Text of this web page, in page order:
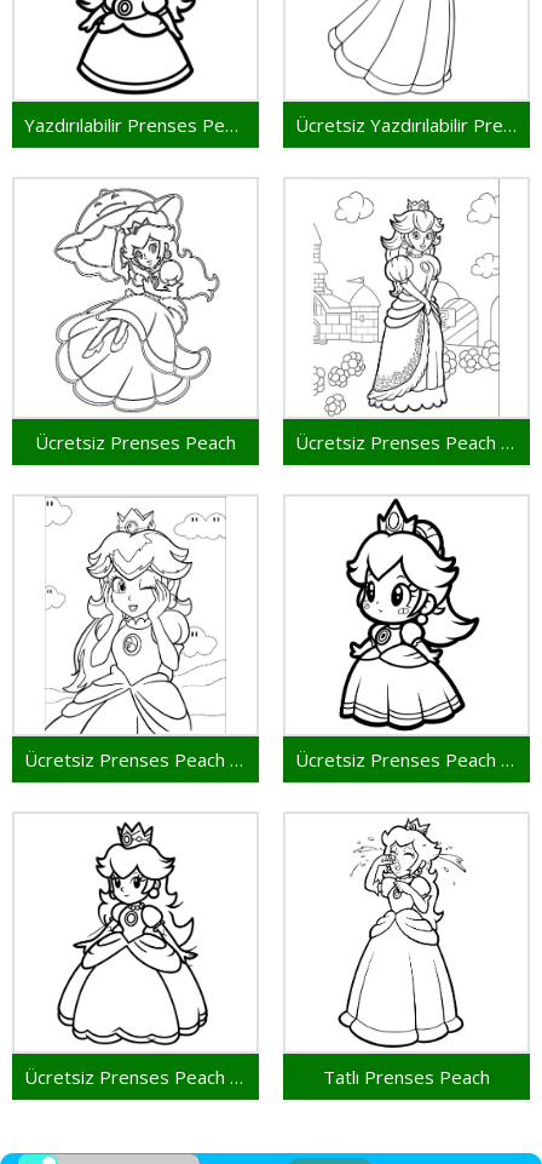
Yazdırılabilir Prenses Peach Bedava Ücretsiz Yazdırılabilir Prenses Peach
Ücretsiz Prenses Peach Ücretsiz Prenses Peach Yazdırmak İçin
Ücretsiz Prenses Peach Yazdırılabilir Ücretsiz Prenses Peach Resmi
Ücretsiz Prenses Peach Çocuklar İçin Tatlı Prenses Peach